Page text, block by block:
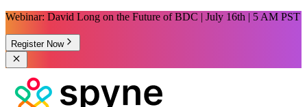
Webinar: David Long on the Future of BDC | July 16th | 5 AM PST
Register Now